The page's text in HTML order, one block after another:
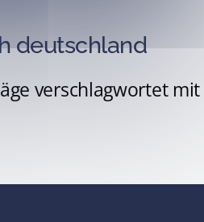
deutschland
verschlagwortet